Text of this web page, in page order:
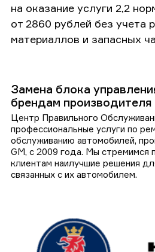
на оказание услуги 2,2
от 2860 рублей без учета
материаллов и запасных
Замена блока
брендам производителя
Центр Правильного
профессиональные услуги по
обслуживанию автомобилей,
GM, с 2009 года. Мы стремимся
клиентам наилучшие решения
связанных с их автомобилем.